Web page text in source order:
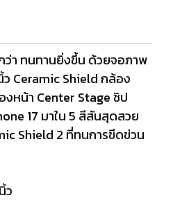
ว่า ทนทานยิ่งขึ้น ด้วยจอภาพ
Ceramic Shield กล้อง
หน้า Center Stage ชิป
17 มาใน 5 สีสันสุดสวย
Shield 2 ที่ทนการขีดข่วน
ว